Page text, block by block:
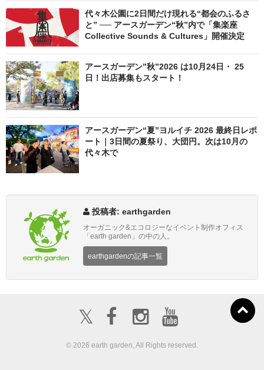
代々木公園に2日間だけ現れる“都会のふるさ
と” ── アースガーデン“秋”内で「集楽座
Collective Sounds & Cultures」開催決定
アースガーデン”秋”2026 は10月24日・ 25
日！出店募集もスタート！
アースガーデン“夏”ヨルイチ 2026 最終日レポ
ート｜3日間の夏祭り、大団円。次は10月の
代々木で
投稿者: earthgarden
オーガニック&エコロジーなイベント制作オフィス
「earth garden」の中の人。
earthgardenの記事一覧
𝕏
© 2026 earth garden, All Rights reserved.
about us 出店募集